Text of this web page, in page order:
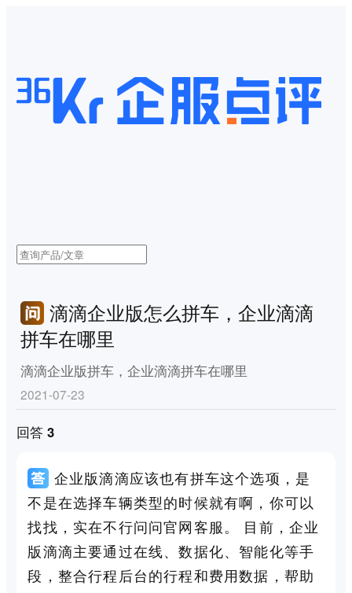
滴滴企业版怎么拼车，企业滴滴
拼车在哪里
滴滴企业版拼车，企业滴滴拼车在哪里
2021-07-23
回答 3
企业版滴滴应该也有拼车这个选项，是
不是在选择车辆类型的时候就有啊，你可以
找找，实在不行问问官网客服。 目前，企业
版滴滴主要通过在线、数据化、智能化等手
段，整合行程后台的行程和费用数据，帮助